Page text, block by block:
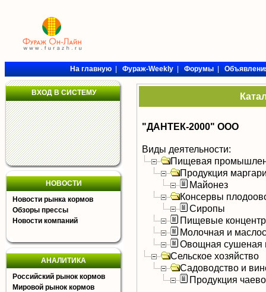
На главную|Фураж-Weekly|Форумы|
ВХОД В СИСТЕМУ
НОВОСТИ
Новости рынка кормов
Обзоры прессы
Новости компаний
АНАЛИТИКА
Российский рынок кормов
Мировой рынок кормов
"ДАНТЕК-2000" ООО
Виды деятельности:
Пищевая
Продукция
Майонез
Консервы
Сиропы
Пищевые
Молочная и
Овощная сушеная
Сельское хозяйство
Садоводство и
Продукция